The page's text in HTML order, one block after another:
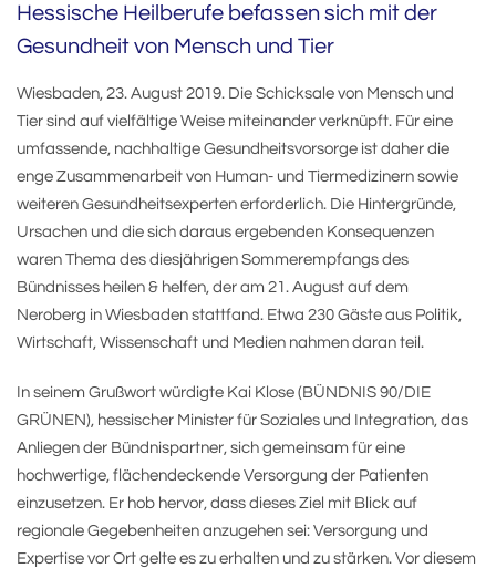
Hessische Heilberufe befassen sich mit der
Gesundheit von Mensch und Tier
Wiesbaden, 23. August 2019. Die Schicksale von Mensch und
Tier sind auf vielfältige Weise miteinander verknüpft. Für eine
umfassende, nachhaltige Gesundheitsvorsorge ist daher die
enge Zusammenarbeit von Human- und Tiermedizinern sowie
weiteren Gesundheitsexperten erforderlich. Die Hintergründe,
Ursachen und die sich daraus ergebenden Konsequenzen
waren Thema des diesjährigen Sommerempfangs des
Bündnisses heilen & helfen, der am 21. August auf dem
Neroberg in Wiesbaden stattfand. Etwa 230 Gäste aus Politik,
Wirtschaft, Wissenschaft und Medien nahmen daran teil.
In seinem Grußwort würdigte Kai Klose (BÜNDNIS 90/DIE
GRÜNEN), hessischer Minister für Soziales und Integration, das
Anliegen der Bündnispartner, sich gemeinsam für eine
hochwertige, flächendeckende Versorgung der Patienten
einzusetzen. Er hob hervor, dass dieses Ziel mit Blick auf
regionale Gegebenheiten anzugehen sei: Versorgung und
Expertise vor Ort gelte es zu erhalten und zu stärken. Vor diesem